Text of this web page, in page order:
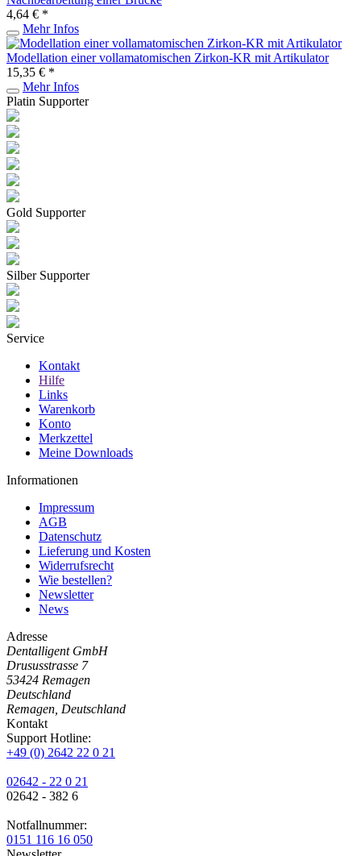
4,64 € *
Mehr Infos
Modellation einer vollamatomischen Zirkon-KR mit Artikulator
15,35 € *
Mehr Infos
Platin Supporter
Gold Supporter
Silber Supporter
Service
Kontakt
Hilfe
Links
Warenkorb
Konto
Merkzettel
Meine Downloads
Informationen
Impressum
AGB
Datenschutz
Lieferung und Kosten
Widerrufsrecht
Wie bestellen?
Newsletter
News
Adresse
Dentalligent GmbH
Drususstrasse 7
53424 Remagen
Deutschland
Remagen, Deutschland
Kontakt
Support Hotline:
+49 (0) 2642 22 0 21
02642 - 22 0 21
02642 - 382 6
Notfallnummer:
0151 116 16 050